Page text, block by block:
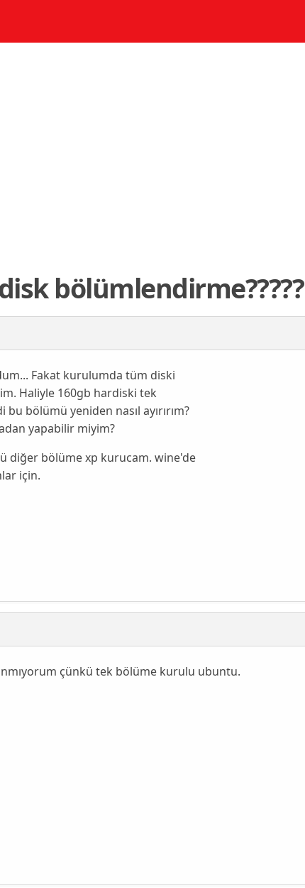
bölümlendirme?????
Fakat kurulumda tüm diski
Haliyle 160gb hardiski tek
bölümü yeniden nasıl ayırırım?
yapabilir miyim?
diğer bölüme xp kurucam. wine'de
için.
çünkü tek bölüme kurulu ubuntu.